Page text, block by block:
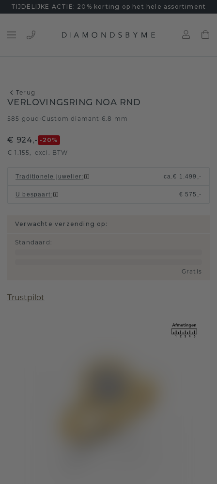
TIJDELIJKE ACTIE: 20% korting op het hele assortiment
Terug
VERLOVINGSRING NOA RND
585 goud Custom diamant 6.8 mm
€ 924,- -20 %
€ 1.155,-excl. BTW
Traditionele juwelier: ca.€ 1.499,-
U bespaart: € 575,-
Verwachte verzending op:
Standaard :
Gratis
Trustpilot